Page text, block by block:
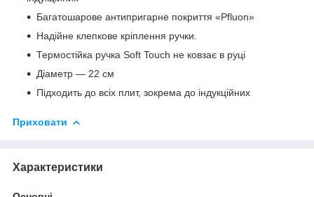
Багатошарове антипригарне покриття «Pfluon»
Надійне клепкове кріплення ручки.
Термостійка ручка Soft Touch не ковзає в руці
Діаметр — 22 см
Підходить до всіх плит, зокрема до індукційних
Приховати
Характеристики